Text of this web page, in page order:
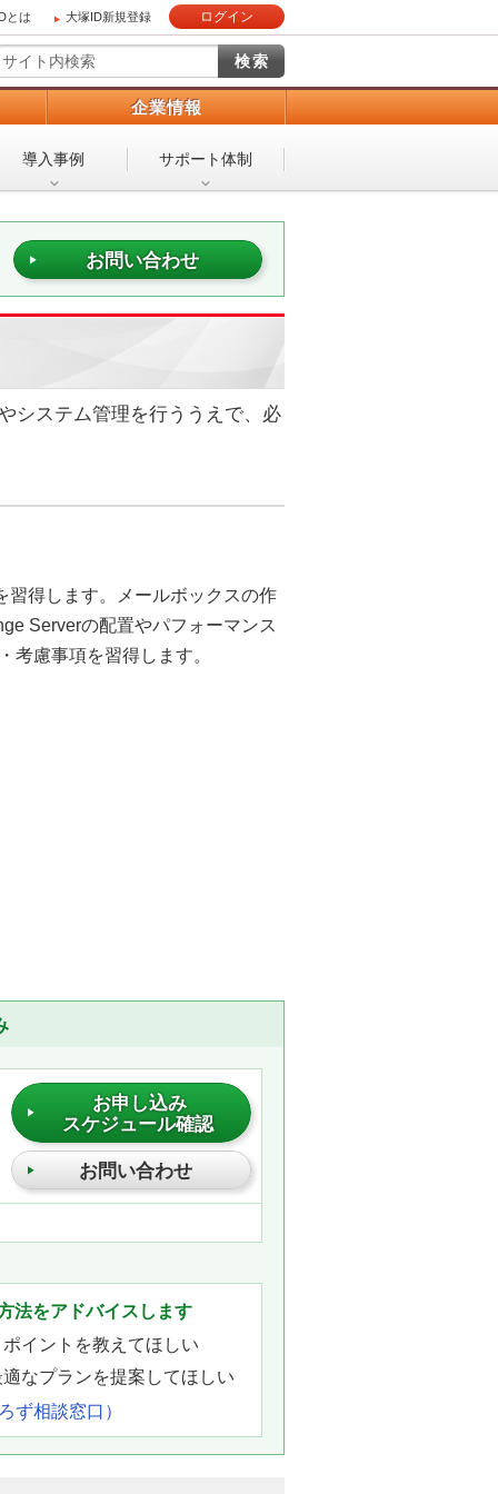
とは 大塚ID新規登録 ログイン
企業情報
導入事例 サポート体制
お問い合わせ
システム管理を行ううえで、必
習得します。メールボックスの作
Serverの配置やパフォーマンス
考慮事項を習得します。
お申し込み
スケジュール確認
お問い合わせ
法をアドバイスします
イントを教えてほしい
なプランを提案してほしい
ず相談窓口）